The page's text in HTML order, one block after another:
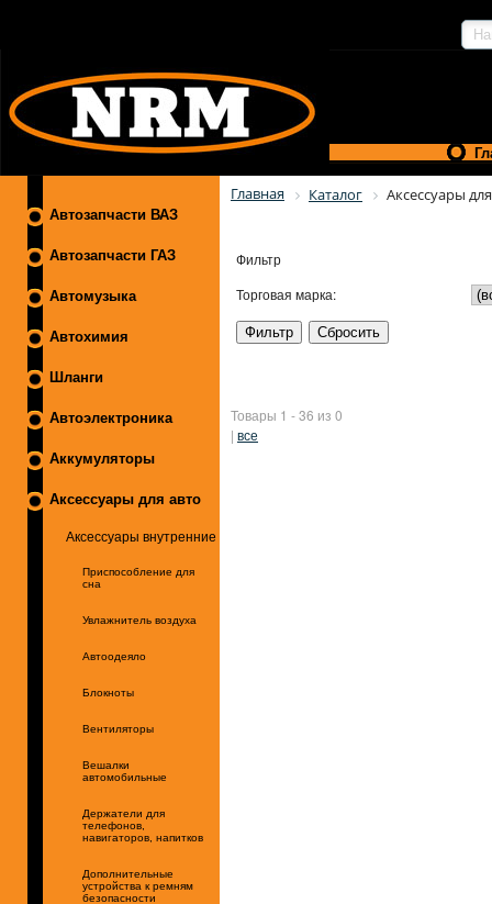
Автозапчасти ВАЗ
Автозапчасти ГАЗ
Автомузыка
Автохимия
Шланги
Автоэлектроника
Аккумуляторы
Аксессуары для авто
Аксессуары внутренние
Приспособление для
сна
Увлажнитель воздуха
Автоодеяло
Блокноты
Вентиляторы
Вешалки
автомобильные
Держатели для
телефонов,
навигаторов, напитков
Дополнительные
устройства к ремням
безопасности
Главная Каталог Аксессуары
Фильтр
Торговая марка:
Товары 1 - 36 из 0
| все